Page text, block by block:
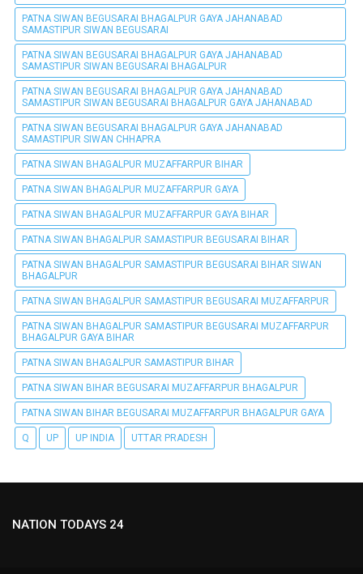
PATNA SIWAN BEGUSARAI BHAGALPUR GAYA JAHANABAD
SAMASTIPUR SIWAN BEGUSARAI
PATNA SIWAN BEGUSARAI BHAGALPUR GAYA JAHANABAD
SAMASTIPUR SIWAN BEGUSARAI BHAGALPUR
PATNA SIWAN BEGUSARAI BHAGALPUR GAYA JAHANABAD
SAMASTIPUR SIWAN BEGUSARAI BHAGALPUR GAYA JAHANABAD
PATNA SIWAN BEGUSARAI BHAGALPUR GAYA JAHANABAD
SAMASTIPUR SIWAN CHHAPRA
PATNA SIWAN BHAGALPUR MUZAFFARPUR BIHAR
PATNA SIWAN BHAGALPUR MUZAFFARPUR GAYA
PATNA SIWAN BHAGALPUR MUZAFFARPUR GAYA BIHAR
PATNA SIWAN BHAGALPUR SAMASTIPUR BEGUSARAI BIHAR
PATNA SIWAN BHAGALPUR SAMASTIPUR BEGUSARAI BIHAR SIWAN
BHAGALPUR
PATNA SIWAN BHAGALPUR SAMASTIPUR BEGUSARAI MUZAFFARPUR
PATNA SIWAN BHAGALPUR SAMASTIPUR BEGUSARAI MUZAFFARPUR
BHAGALPUR GAYA BIHAR
PATNA SIWAN BHAGALPUR SAMASTIPUR BIHAR
PATNA SIWAN BIHAR BEGUSARAI MUZAFFARPUR BHAGALPUR
PATNA SIWAN BIHAR BEGUSARAI MUZAFFARPUR BHAGALPUR GAYA
Q UP UP INDIA UTTAR PRADESH
NATION TODAYS 24